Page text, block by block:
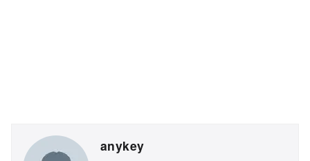
anykey